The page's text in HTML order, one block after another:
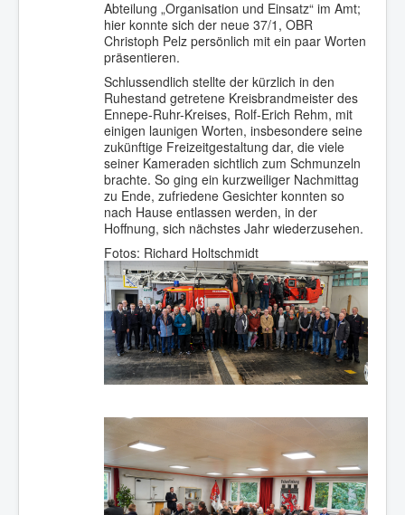
Abteilung „Organisation und Einsatz“ im Amt;
hier konnte sich der neue 37/1, OBR
Christoph Pelz persönlich mit ein paar Worten
präsentieren.
Schlussendlich stellte der kürzlich in den
Ruhestand getretene Kreisbrandmeister des
Ennepe-Ruhr-Kreises, Rolf-Erich Rehm, mit
einigen launigen Worten, insbesondere seine
zukünftige Freizeitgestaltung dar, die viele
seiner Kameraden sichtlich zum Schmunzeln
brachte. So ging ein kurzweiliger Nachmittag
zu Ende, zufriedene Gesichter konnten so
nach Hause entlassen werden, in der
Hoffnung, sich nächstes Jahr wiederzusehen.
Fotos: Richard Holtschmidt